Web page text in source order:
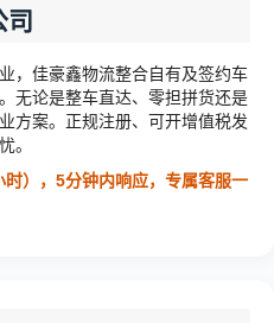
，佳豪鑫物流整合自有及签约车
无论是整车直达、零担拼货还是
方案。正规注册、可开增值税发
。
），5分钟内响应，专属客服一